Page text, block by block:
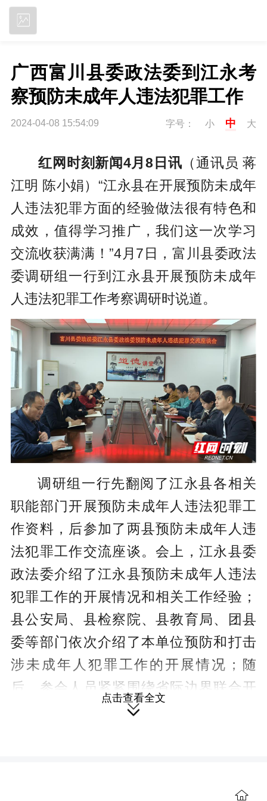
广西富川县委政法委到江永考
察预防未成年人违法犯罪工作
2024-04-08 15:54:09 字号： 小 中 大
红网时刻新闻4月8日讯 （通讯员 蒋
江明 陈小娟）“江永县在开展预防未成年
人违法犯罪方面的经验做法很有特色和
成效，值得学习推广，我们这一次学习
交流收获满满！”4月7日，富川县委政法
委调研组一行到江永县开展预防未成年
人违法犯罪工作考察调研时说道。
调研组一行先翻阅了江永县各相关
职能部门开展预防未成年人违法犯罪工
作资料，后参加了两县预防未成年人违
法犯罪工作交流座谈。会上，江永县委
政法委介绍了江永县预防未成年人违法
犯罪工作的开展情况和相关工作经验；
县公安局、县检察院、县教育局、团县
委等部门依次介绍了本单位预防和打击
涉未成年人犯罪工作的开展情况；随
后，参会人员紧紧围绕省际边界联合开
展预防和打击涉未犯罪工作机制建设、
自去年江永县开展省际边界平安建
点击查看全文
